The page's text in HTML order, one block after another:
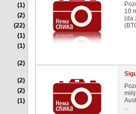
(1)
(2)
(22)
(1)
(1)
(2)
(2)
(2)
(1)
10
(da
...